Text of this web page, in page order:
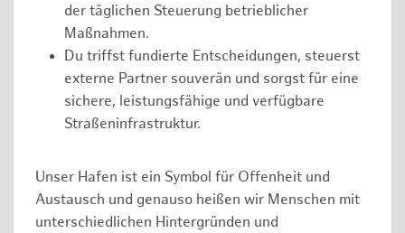
der täglichen Steuerung betrieblicher
Maßnahmen.
Du triffst fundierte Entscheidungen, steuerst
externe Partner souverän und sorgst für eine
sichere, leistungsfähige und verfügbare
Straßeninfrastruktur.
Unser Hafen ist ein Symbol für Offenheit und
Austausch und genauso heißen wir Menschen mit
unterschiedlichen Hintergründen und